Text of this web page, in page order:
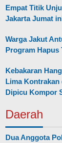
Empat Titik
Jakarta Jumat
Warga Jakut
Program Hapus
Kebakaran
Lima Kontrakan
Dipicu Kompor
Daerah
Dua Anggota